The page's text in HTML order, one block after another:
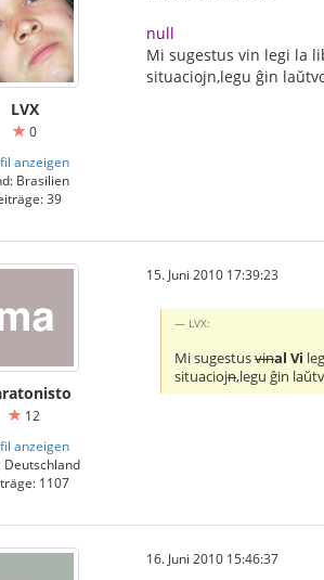
LVX
0
anzeigen
Brasilien
39
null
Mi sugestus vin legi la
situaciojn,legu ĝin
12
anzeigen
Deutschland
1107
15. Juni 2010 17:39:23
LVX:
Mi sugestusvinal Vi
situaciojn,legu ĝin
16. Juni 2010 15:46:37